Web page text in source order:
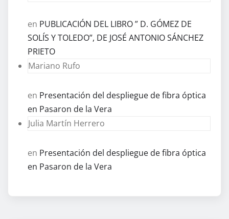
en PUBLICACIÓN DEL LIBRO ” D. GÓMEZ DE
SOLÍS Y TOLEDO”, DE JOSÉ ANTONIO SÁNCHEZ
PRIETO
Mariano Rufo
en Presentación del despliegue de fibra óptica
en Pasaron de la Vera
Julia Martín Herrero
en Presentación del despliegue de fibra óptica
en Pasaron de la Vera